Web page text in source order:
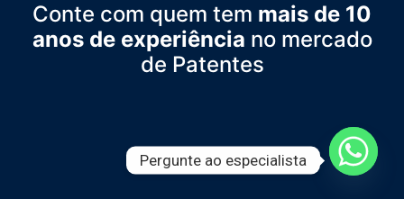
Conte com quem tem mais de 10
anos de experiência no mercado
de Patentes
Pergunte ao especialista